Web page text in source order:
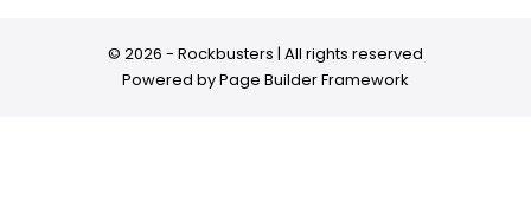
© 2026 - Rockbusters | All rights reserved
Powered byPage Builder Framework